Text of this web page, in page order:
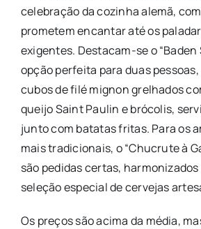
celebração da cozinha alemã,
prometem encantar até os
exigentes. Destacam-se o “Baden
opção perfeita para duas
cubos de filé mignon grelhados
queijo Saint Paulin e brócolis,
junto com batatas fritas. Para os
mais tradicionais, o “Chucrute à
são pedidas certas,
seleção especial de cervejas
Os preços são acima da média,